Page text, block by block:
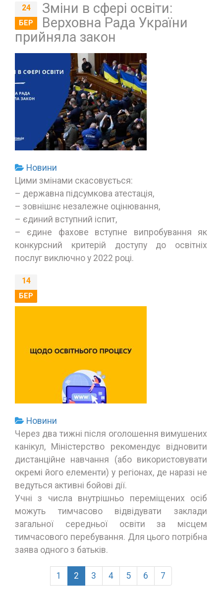
24
БЕР
Зміни в сфері освіти:
Верховна Рада України
прийняла закон
Новини
Цими змінами скасовується:
– державна підсумкова атестація,
– зовнішнє незалежне оцінювання,
– єдиний вступний іспит,
– єдине фахове вступне випробування як
конкурсний критерій доступу до освітніх
послуг виключно у 2022 році.
14
БЕР
Новини
Через два тижні після оголошення вимушених
канікул, Міністерство рекомендує відновити
дистанційне навчання (або використовувати
окремі його елементи) у регіонах, де наразі не
ведуться активні бойові дії.
Учні з числа внутрішньо переміщених осіб
можуть тимчасово відвідувати заклади
загальної середньої освіти за місцем
тимчасового перебування. Для цього потрібна
заява одного з батьків.
1 2(current)
3 4 5 6 7